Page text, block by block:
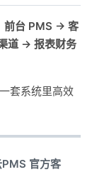
前台 PMS → 客
道 → 报表财务
套系统里高效
官方客